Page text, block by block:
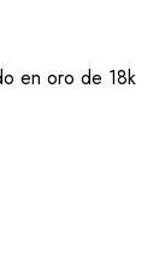
en oro de 18k